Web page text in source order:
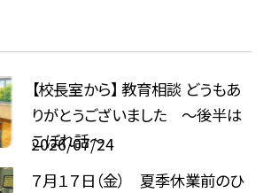
【校長室から】 教育相談 どうもあ
りがとうございました ～後半は
こぼれ話～
2026/07/24
７月１７日（金） 夏季休業前のひ